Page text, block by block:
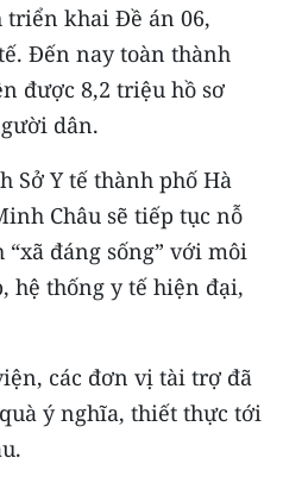
khai Đề án 06,
Đến nay toàn thành
được 8,2 triệu hồ sơ
dân.
Sở Y tế thành phố Hà
Châu sẽ tiếp tục nỗ
đáng sống” với môi
hệ thống y tế hiện đại,
các đơn vị tài trợ đã
ý nghĩa, thiết thực tới